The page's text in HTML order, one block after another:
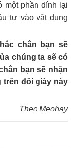
một phần dính lại
tư vào vật dụng
chắn bạn sẽ
chúng ta sẽ có
bạn sẽ nhận
đôi giày này
Theo Meohay